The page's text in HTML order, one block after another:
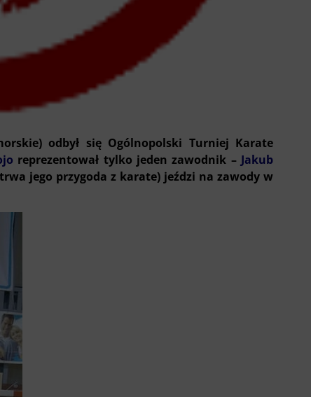
odbył się Ogólnopolski Turniej Karate
reprezentował tylko jeden zawodnik – Jakub
jego przygoda z karate) jeździ na zawody w